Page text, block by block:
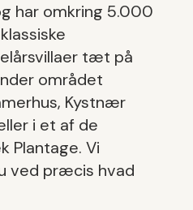
har omkring 5.000
tæt på
området
Kystnær
i et af de
Plantage. Vi
ved præcis hvad